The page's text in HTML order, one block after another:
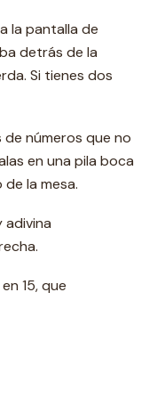
la pantalla de
detrás de la
Si tienes dos
de números que no
en una pila boca
la mesa.
15, que